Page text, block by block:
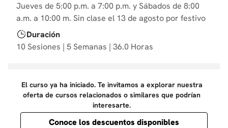
Jueves de 5:00 p.m. a 7:00 p.m. y Sábados de 8:00
a.m. a 10:00 m. Sin clase el 13 de agosto por festivo
Duración
10 Sesiones | 5 Semanas | 36.0 Horas
El curso ya ha iniciado. Te invitamos a explorar nuestra
oferta de cursos relacionados o similares que podrían
interesarte.
Conoce los descuentos disponibles